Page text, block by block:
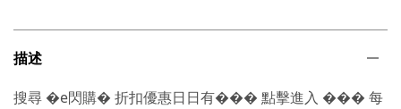
描述
搜尋 �e閃購� 折扣優惠日日有��� 點擊進入 ��� 每